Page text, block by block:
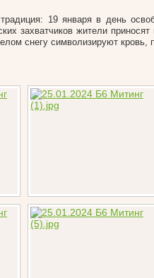
19 января в день
захватчиков жители
снегу символизируют кровь,